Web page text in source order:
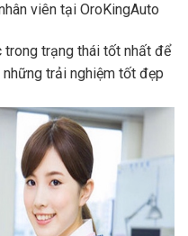
viên tại OroKingAuto
trạng thái tốt nhất để
trải nghiệm tốt đẹp